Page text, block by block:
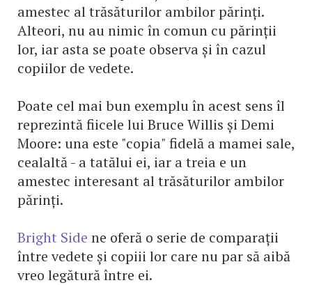
amestec al trăsăturilor ambilor părinți.
Alteori, nu au nimic în comun cu părinții
lor, iar asta se poate observa și în cazul
copiilor de vedete.
Poate cel mai bun exemplu în acest sens îl
reprezintă fiicele lui Bruce Willis și Demi
Moore: una este "copia" fidelă a mamei sale,
cealaltă - a tatălui ei, iar a treia e un
amestec interesant al trăsăturilor ambilor
părinți.
Bright Side ne oferă o serie de comparații
între vedete și copiii lor care nu par să aibă
vreo legătură între ei.